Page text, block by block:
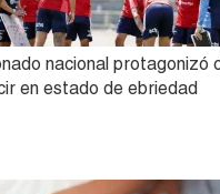
nacional protagonizó
en estado de ebriedad